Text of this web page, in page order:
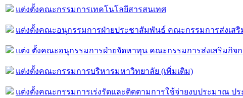
แต่งตั้งคณะกรรมการเทคโนโลยีสารสนเทศ
แต่งตั้งคณะอนุกรรมการฝ่ายประชาสัมพันธ์ คณะกรรมการส่งเส
แต่ง ตั้งคณะอนุกรรมการฝ่ายจัดหาทุน คณะกรรมการส่งเสริมกิจ
แต่งตั้งคณะกรรมการบริหารมหาวิทยาลัย (เพิ่มเติม)
แต่งตั้งคณะกรรมการเร่งรัดและติดตามการใช้จ่ายงบประมาณ ปร